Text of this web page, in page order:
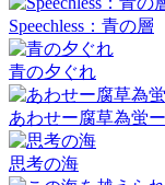
Speechless：青の層
青の夕ぐれ
あわせー腐草為蛍ー
思考の海